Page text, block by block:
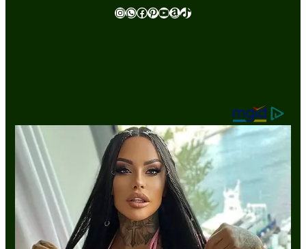
InstagramWhatsApp Facebook Pinterest Youtube Amazon TikTok